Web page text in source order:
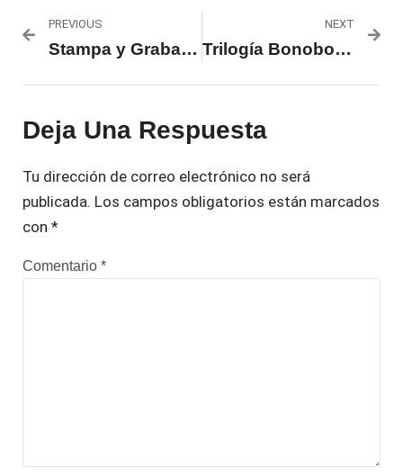
PREVIOUS
Stampa y Grabado: hecho en Chile. Contraste entre dos exposiciones
NEXT
Trilogía Bonobo: «Temis» o el espejo de nuestra injusticia
Deja Una Respuesta
Tu dirección de correo electrónico no será
publicada. Los campos obligatorios están marcados
con *
Comentario *